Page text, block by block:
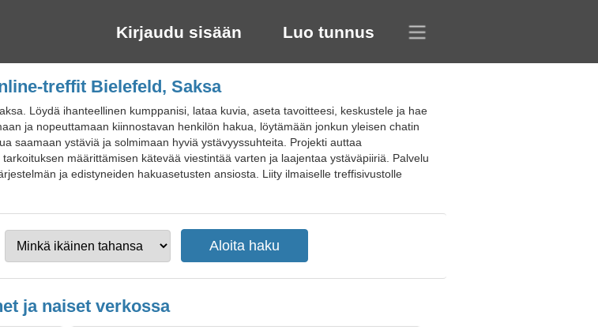
Kirjaudu sisään Luo tunnus
treffit Bielefeld, Saksa
Löydä ihanteellinen kumppanisi, lataa kuvia, aseta tavoitteesi, keskustele ja hae
ja nopeuttamaan kiinnostavan henkilön hakua, löytämään jonkun yleisen chatin
saamaan ystäviä ja solmimaan hyviä ystävyyssuhteita. Projekti auttaa
määrittämisen kätevää viestintää varten ja laajentaa ystäväpiiriä. Palvelu
ja edistyneiden hakuasetusten ansiosta. Liity ilmaiselle treffisivustolle
ja naiset verkossa